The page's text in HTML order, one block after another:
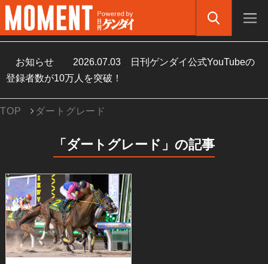
お知らせ 2026.07.03
日刊ゲンダイ公式YouTubeの
登録者数が10万人を突破！
TOP ダートグレード
「ダートグレード」の記事